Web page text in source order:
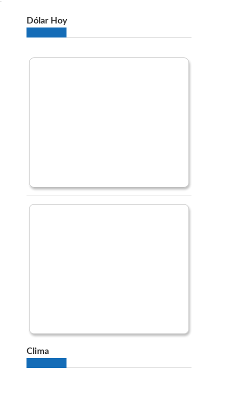
Dólar Hoy
Clima